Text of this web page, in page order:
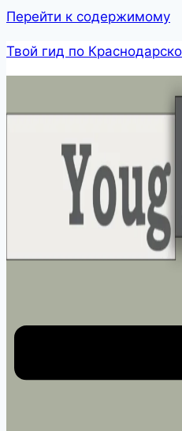
Перейти к содержимому
Твой гид по